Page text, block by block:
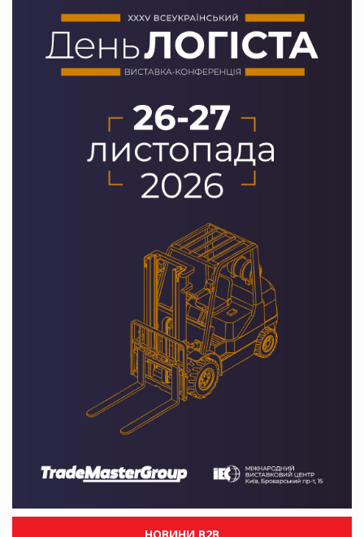
НОВИНИ B2B